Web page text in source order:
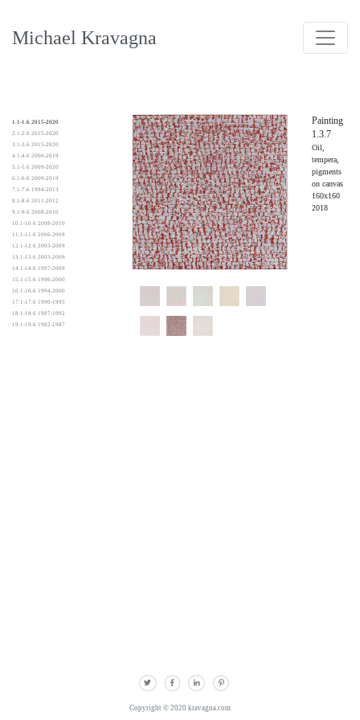
Michael Kravagna
1.1-1.6 2015-2020
2.1-2.6 2015-2020
3.1-3.6 2015-2020
4.1-4.6 2000-2019
5.1-5.6 2009-2020
6.1-6.6 2009-2019
7.1-7.6 1994-2013
8.1-8.6 2011-2012
9.1-9.6 2008-2010
10.1-10.6 2008-2010
11.1-11.6 2006-2009
12.1-12.6 2003-2009
13.1-13.6 2003-2009
14.1-14.6 1997-2009
15.1-15.6 1996-2000
16.1-16.6 1994-2000
17.1-17.6 1990-1995
18.1-18.6 1987-1992
19.1-19.6 1982-1987
Painting
1.3.7
Oil,
tempera,
pigments
on canvas
160x160
2018
Copyright © 2020 kravagna.com